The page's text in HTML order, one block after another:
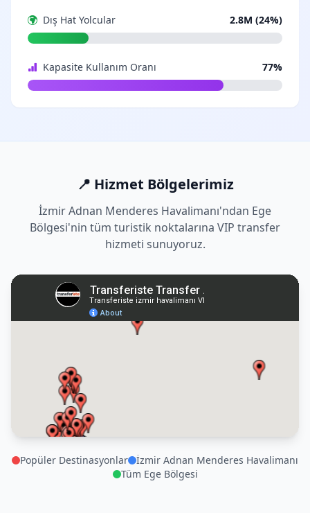
Dış Hat Yolcular 2.8M (24%)
Kapasite Kullanım Oranı 77%
📍 Hizmet Bölgelerimiz
İzmir Adnan Menderes Havalimanı'ndan Ege
Bölgesi'nin tüm turistik noktalarına VIP transfer
hizmeti sunuyoruz.
Popüler Destinasyonlar
İzmir Adnan Menderes Havalimanı
Tüm Ege Bölgesi